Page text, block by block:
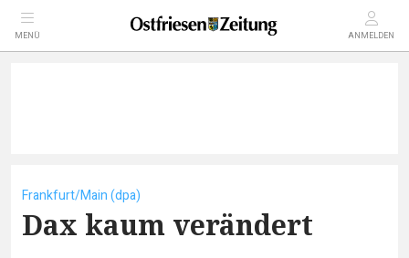
MENÜ ANMELDEN
Frankfurt/Main (dpa)
Dax kaum verändert